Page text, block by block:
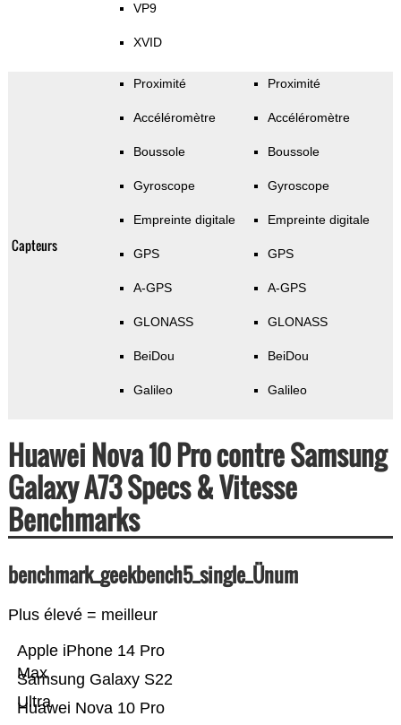
VP9
XVID
Capteurs
Proximité
Accéléromètre
Boussole
Gyroscope
Empreinte digitale
GPS
A-GPS
GLONASS
BeiDou
Galileo
Proximité
Accéléromètre
Boussole
Gyroscope
Empreinte digitale
GPS
A-GPS
GLONASS
BeiDou
Galileo
Huawei Nova 10 Pro contre Samsung
Galaxy A73 Specs & Vitesse
Benchmarks
benchmark_geekbench5_single_Ünum
Plus élevé = meilleur
Huawei Nova 10 Pro
Samsung Galaxy S22
Ultra
Apple iPhone 14 Pro
Max